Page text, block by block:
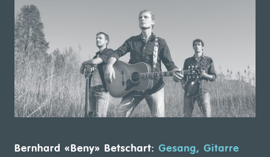
Bernhard «Beny» Betschart: Gesang, Gitarre